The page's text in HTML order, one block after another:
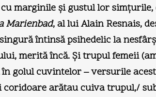
marginile şi gustul lor simţurile,
Marienbad, al lui Alain Resnais,
întinsă psihedelic la
merită încă. Şi trupul femeii
golul cuvintelor – versurile
coridoare arătau cuiva trupul,/